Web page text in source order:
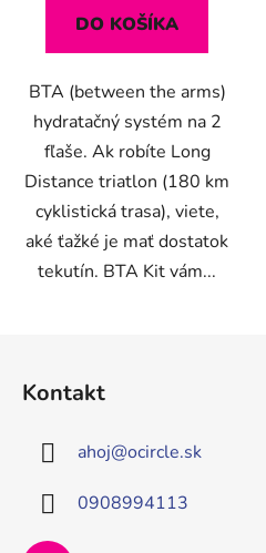
DO KOŠÍKA
BTA (between the arms)
hydratačný systém na 2
fľaše. Ak robíte Long
Distance triatlon (180 km
cyklistická trasa), viete,
aké ťažké je mať dostatok
tekutín. BTA Kit vám...
Kontakt
ahoj@ocircle.sk
0908994113